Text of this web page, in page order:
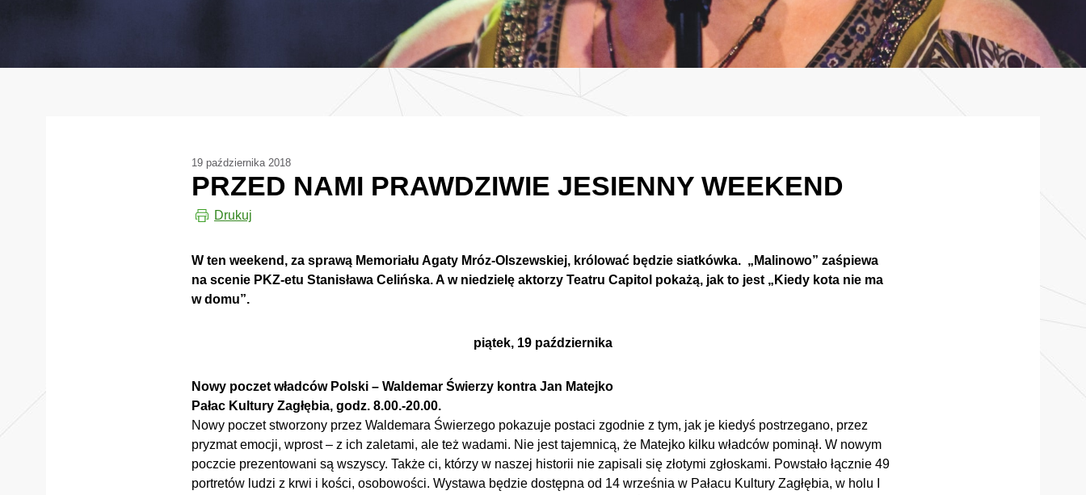
19 października 2018
PRZED NAMI PRAWDZIWIE JESIENNY WEEKEND
Drukuj
W ten weekend, za sprawą Memoriału Agaty Mróz-Olszewskiej, królować będzie siatkówka. „Malinowo” zaśpiewa
na scenie PKZ-etu Stanisława Celińska. A w niedzielę aktorzy Teatru Capitol pokażą, jak to jest „Kiedy kota nie ma
w domu”.
piątek, 19 października
Nowy poczet władców Polski – Waldemar Świerzy kontra Jan Matejko
Pałac Kultury Zagłębia, godz. 8.00.-20.00.
Nowy poczet stworzony przez Waldemara Świerzego pokazuje postaci zgodnie z tym, jak je kiedyś postrzegano, przez
pryzmat emocji, wprost – z ich zaletami, ale też wadami. Nie jest tajemnicą, że Matejko kilku władców pominął. W nowym
poczcie prezentowani są wszyscy. Także ci, którzy w naszej historii nie zapisali się złotymi zgłoskami. Powstało łącznie 49
portretów ludzi z krwi i kości, osobowości. Wystawa będzie dostępna od 14 września w Pałacu Kultury Zagłębia, w holu I